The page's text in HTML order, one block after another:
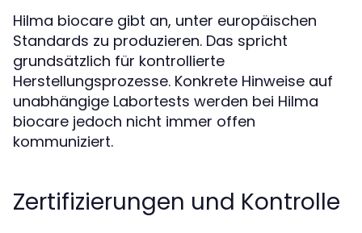
Hilma biocare gibt an, unter europäischen
Standards zu produzieren. Das spricht
grundsätzlich für kontrollierte
Herstellungsprozesse. Konkrete Hinweise auf
unabhängige Labortests werden bei Hilma
biocare jedoch nicht immer offen
kommuniziert.
Zertifizierungen und Kontrolle